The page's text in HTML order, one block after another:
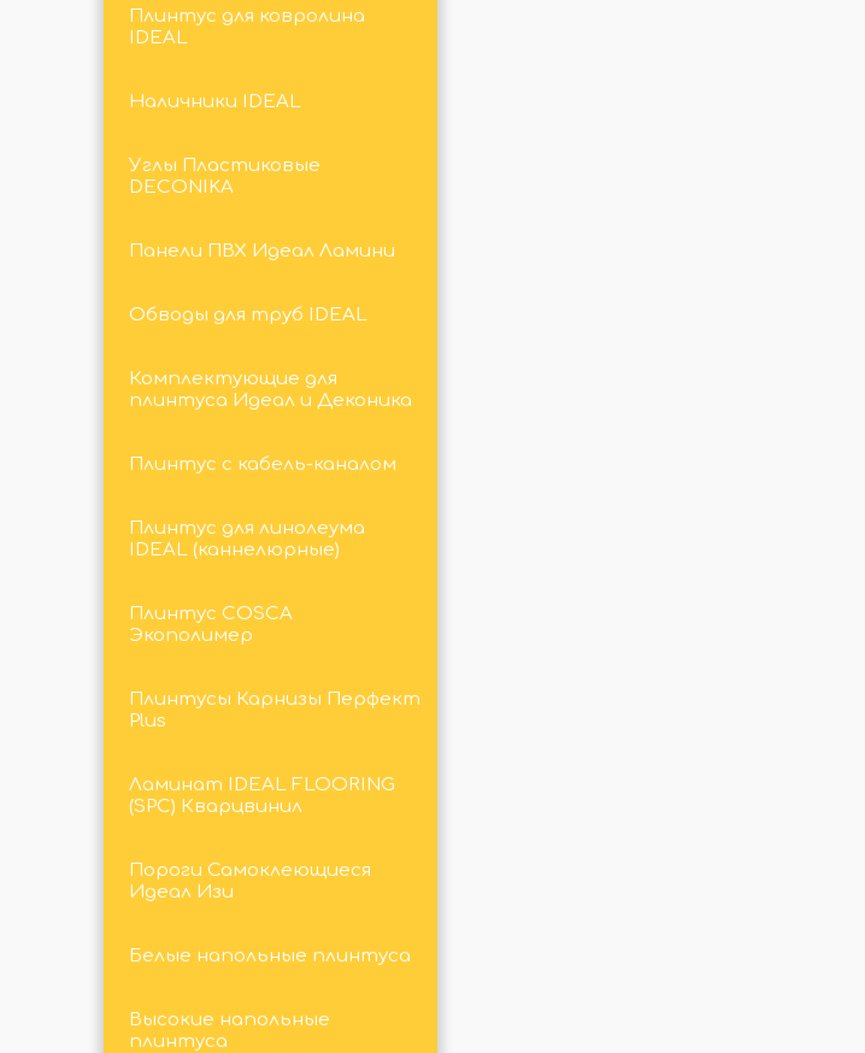
Плинтус для ковролина
IDEAL
Наличники IDEAL
Углы Пластиковые
DECONIKA
Панели ПВХ Идеал Ламини
Обводы для труб IDEAL
Комплектующие для
плинтуса Идеал и Деконика
Плинтус с кабель-каналом
Плинтус для линолеума
IDEAL (каннелюрные)
Плинтус COSCA
Экополимер
Плинтусы Карнизы Перфект
Plus
Ламинат IDEAL FLOORING
(SPC) Кварцвинил
Пороги Самоклеющиеся
Идеал Изи
Белые напольные плинтуса
Высокие напольные
плинтуса